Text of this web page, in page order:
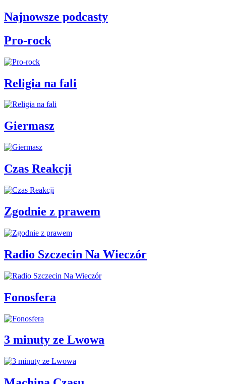
Najnowsze podcasty
Pro-rock
Religia na fali
Giermasz
Czas Reakcji
Zgodnie z prawem
Radio Szczecin Na Wieczór
Fonosfera
3 minuty ze Lwowa